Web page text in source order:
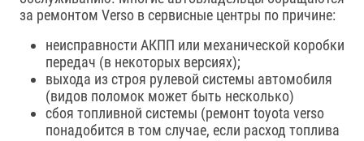
за ремонтом Verso в сервисные центры по причине:
неисправности АКПП или механической коробки
передач (в некоторых версиях);
выхода из строя рулевой системы автомобиля
(видов поломок может быть несколько)
сбоя топливной системы (ремонт toyota verso
понадобится в том случае, если расход топлива